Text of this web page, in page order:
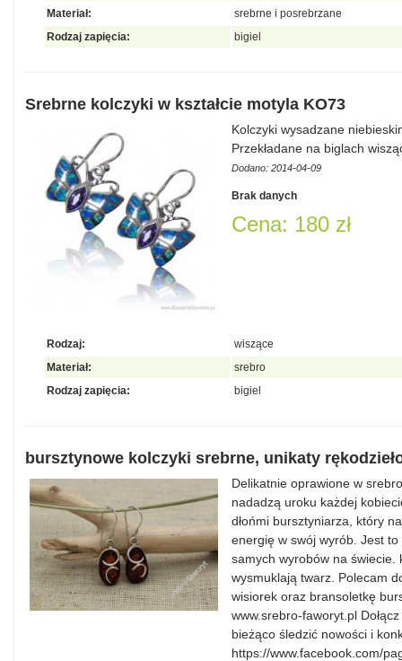
Materiał:
srebrne i posrebrzane
Rodzaj zapięcia:
bigiel
Srebrne kolczyki w kształcie motyla KO73
Kolczyki wysadzane
Przekładane na biglach
Dodano: 2014-04-09
Brak danych
Cena: 180 zł
Rodzaj:
wiszące
Materiał:
srebro
Rodzaj zapięcia:
bigiel
bursztynowe kolczyki srebrne, unikaty
Delikatnie oprawione w
nadadzą uroku każdej
dłońmi bursztyniarza, który
energię w swój wyrób. Jest
samych wyrobów na świecie.
wysmuklają twarz. Polecam
wisiorek oraz bransoletkę
www.srebro-faworyt.pl
bieżąco śledzić nowości i
https://www.facebook.com/